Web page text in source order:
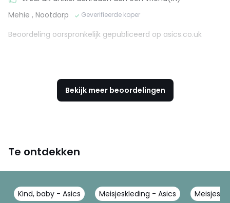
Mehie , Nootdorp Geverifieerde koper
Beoordeling oorspronkelijk gepubliceerd op asics.co.uk
Bekijk meer beoordelingen
Te ontdekken
Kind, baby - Asics Meisjeskleding - Asics